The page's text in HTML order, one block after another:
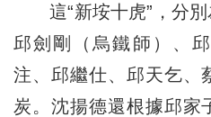
這“新垵十虎”，分別
邱劍剛（烏鐵師）、
注、邱繼仕、邱天乞、
炭。沈揚德還根據邱家